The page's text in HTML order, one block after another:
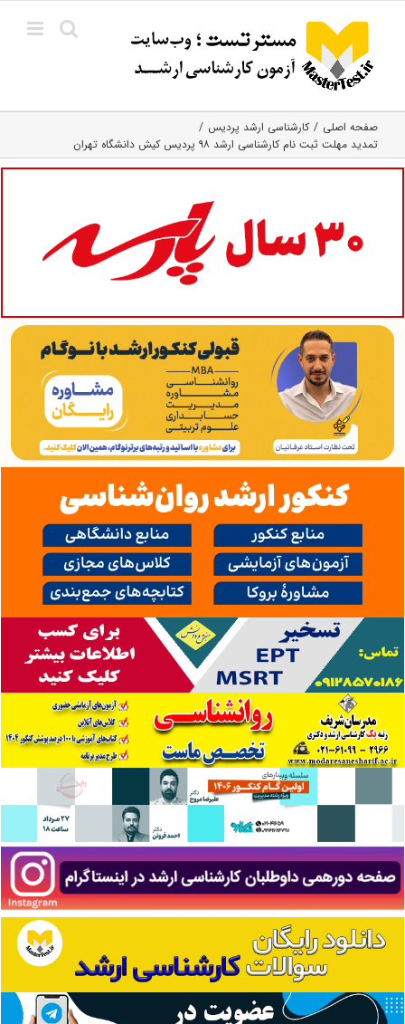
content
صفحه اصلی
کارشناسی ارشد پردیس
تمدید مهلت ثبت نام کارشناسی ارشد ۹۸ پردیس کیش دانشگاه تهران